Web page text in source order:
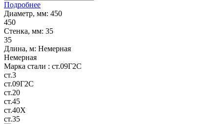
Подробнее
Диаметр, мм: 450
450
Стенка, мм: 35
35
Длина, м: Немерная
Немерная
Марка стали : ст.09Г2С
ст.3
ст.09Г2С
ст.20
ст.45
ст.40Х
ст.35